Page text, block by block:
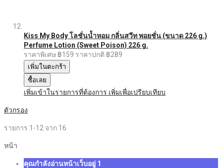
Kiss My Body โลชั่นน้ำหอม กลิ่นสวีท พอยชั่น (ขนาด 226 g.)
Perfume Lotion (Sweet Poison) 226 g.
ราคาพิเศษ ฿159 ราคาปกติ ฿289
เพิ่มในตะกร้า
ซื้อเลย
เพิ่มเข้าในรายการที่ต้องการ เพิ่มเพื่อเปรียบเทียบ
ตัวกรอง
รายการ 1 -12 จาก 16
หน้า
คุณกำลังอ่านหน้าเว็บอยู่ 1